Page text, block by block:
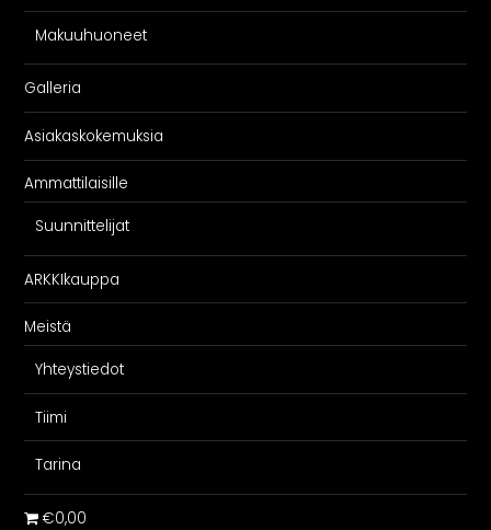
Makuuhuoneet
Galleria
Asiakaskokemuksia
Ammattilaisille
Suunnittelijat
ARKKIkauppa
Meistä
Yhteystiedot
Tiimi
Tarina
€0,00